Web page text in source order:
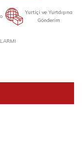
Yurtiçi ve Yurtdışına
Gönderim